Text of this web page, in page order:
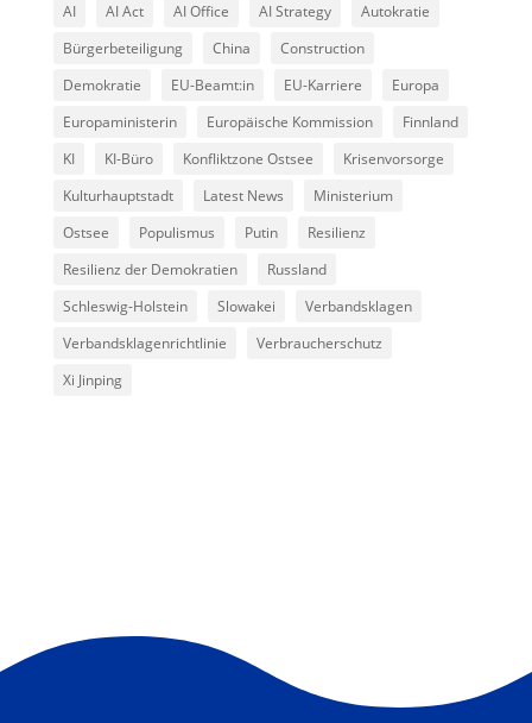
AI AI Act AI Office AI Strategy
Autokratie
Bürgerbeteiligung
China
Construction
Demokratie
EU-Beamt:in EU-Karriere
Europa
Europaministerin
Europäische Kommission
Finnland
KI
KI-Büro Konfliktzone Ostsee
Krisenvorsorge
Kulturhauptstadt
Latest News
Ministerium
Ostsee
Populismus Putin
Resilienz
Resilienz der Demokratien
Russland
Schleswig-Holstein
Slowakei
Verbandsklagen
Verbandsklagenrichtlinie
Verbraucherschutz
Xi Jinping